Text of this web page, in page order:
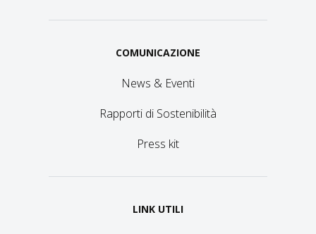
COMUNICAZIONE
News & Eventi
Rapporti di Sostenibilità
Press kit
LINK UTILI